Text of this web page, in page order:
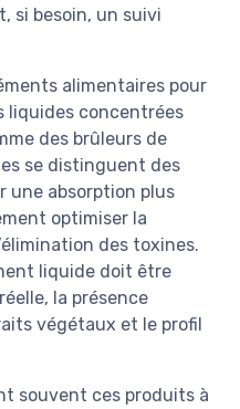
si besoin, un suivi
alimentaires pour
liquides concentrées
des brûleurs de
se distinguent des
une absorption plus
optimiser la
des toxines.
liquide doit être
la présence
végétaux et le profil
souvent ces produits à